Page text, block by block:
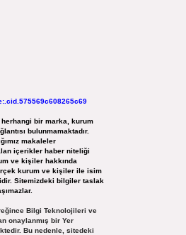
bir marka, kurum
bulunmamaktadır.
makaleler
içerikler haber niteliği
ve kişiler hakkında
kurum ve kişiler ile isim
Sitemizdeki bilgiler taslak
Bilgi Teknolojileri ve
onaylanmış bir Yer
Bu nedenle, sitedeki